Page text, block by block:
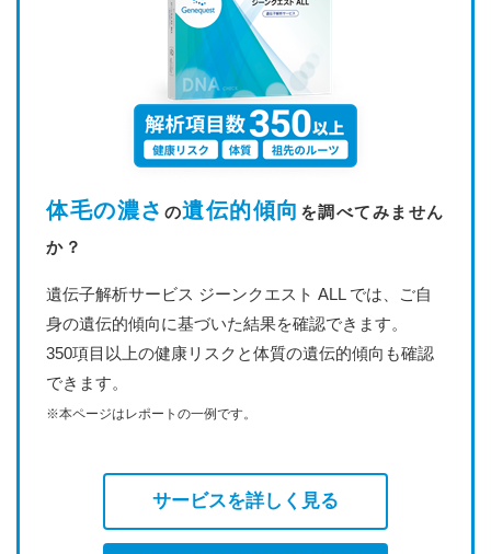
体毛の濃さ の遺伝的傾向 を調べてみません
か？
遺伝子解析サービス ジーンクエスト ALL では、ご自
身の遺伝的傾向に基づいた結果を確認できます。
350項目以上の健康リスクと体質の遺伝的傾向も確認
できます。
※本ページはレポートの一例です。
サービスを詳しく見る